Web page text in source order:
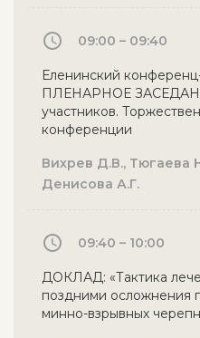
09:00 – 09:40
Еленинский
ПЛЕНАРНОЕ
участников.
конференции
Вихрев Д.В., Тюгаева
Денисова А.Г.
09:40 – 10:00
ДОКЛАД: «Тактика
поздними осложнения
минно-взрывных